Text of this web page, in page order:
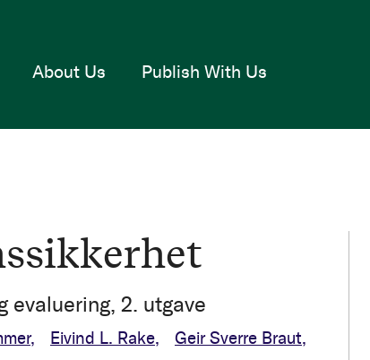
About Us Publish With Us
evaluering, 2. utgave
Eivind L. Rake
Geir Sverre Braut